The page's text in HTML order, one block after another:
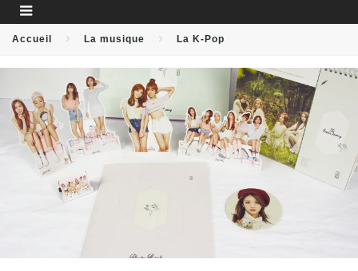
Accueil La musique La K-Pop